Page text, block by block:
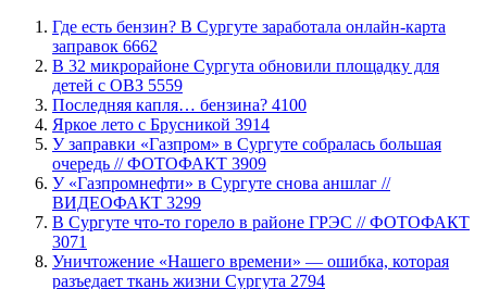
​Где есть бензин? В Сургуте заработала онлайн-карта
заправок 6662
В 32 микрорайоне Сургута обновили площадку для
детей с ОВЗ 5559
​Последняя капля… бензина? 4100
Яркое лето с Брусникой 3914
​У заправки «Газпром» в Сургуте собралась большая
очередь // ФОТОФАКТ 3909
У «Газпромнефти» в Сургуте снова аншлаг //
ВИДЕОФАКТ 3299
​В Сургуте что-то горело в районе ГРЭС // ФОТОФАКТ
3071
​Уничтожение «Нашего времени» — ошибка, которая
разъедает ткань жизни Сургута 2794